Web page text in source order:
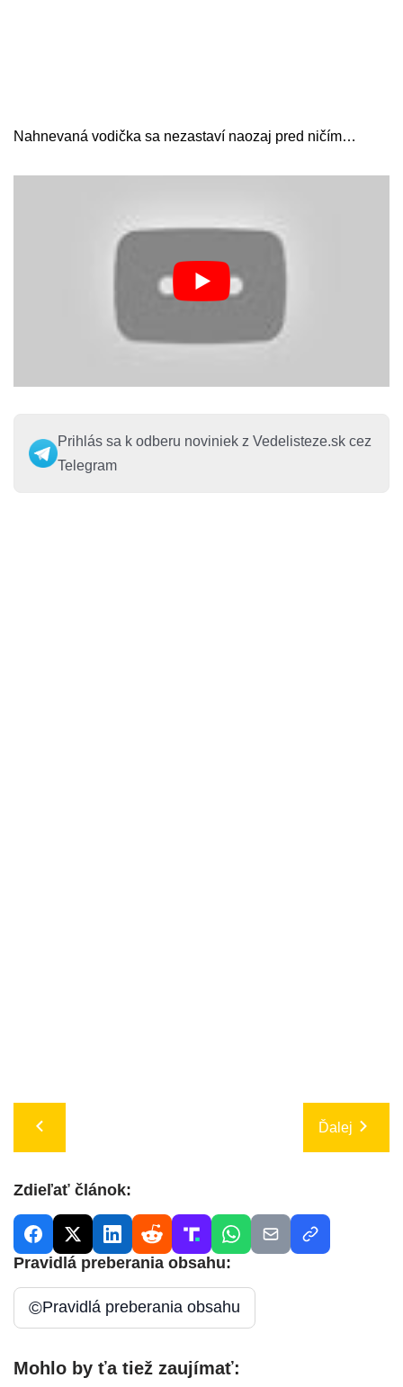
Nahnevaná vodička sa nezastaví naozaj pred ničím…
Prihlás sa k odberu noviniek z Vedelisteze.sk cez
Telegram
Ďalej
Zdieľať článok:
Pravidlá preberania obsahu:
©Pravidlá preberania obsahu
Mohlo by ťa tiež zaujímať: